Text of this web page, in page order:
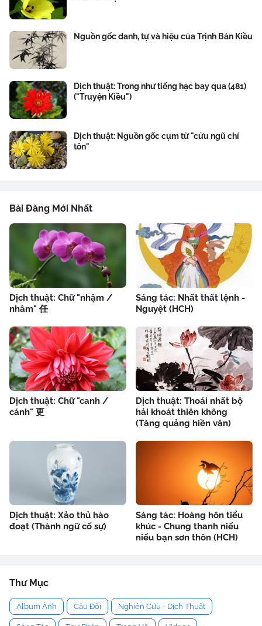
Nguồn gốc danh, tự và hiệu của Trịnh Bản Kiều
Dịch thuật: Trong như tiếng hạc bay qua (481)
("Truyện Kiều")
Dịch thuật: Nguồn gốc cụm từ "cửu ngũ chí
tôn"
Bài Đăng Mới Nhất
Dịch thuật: Chữ "nhậm /
nhâm" 任
Sáng tác: Nhất thất lệnh -
Nguyệt (HCH)
Dịch thuật: Chữ "canh /
cánh" 更
Dịch thuật: Thoái nhất bộ
hải khoát thiên không
(Tăng quảng hiền văn)
Dịch thuật: Xảo thủ hào
đoạt (Thành ngữ cố sự)
Sáng tác: Hoàng hôn tiểu
khúc - Chung thanh niểu
niểu bạn sơn thôn (HCH)
Thư Mục
Album Ảnh Câu Đối Nghiên Cứu - Dịch Thuật